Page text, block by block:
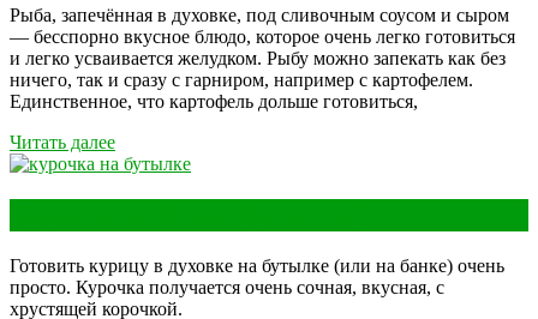
Рыба, запечённая в духовке, под сливочным соусом и сыром
— бесспорно вкусное блюдо, которое очень легко готовиться
и легко усваивается желудком. Рыбу можно запекать как без
ничего, так и сразу с гарниром, например с картофелем.
Единственное, что картофель дольше готовиться,
Читать далее
Готовить курицу в духовке на бутылке (или на банке) очень
просто. Курочка получается очень сочная, вкусная, с
хрустящей корочкой.